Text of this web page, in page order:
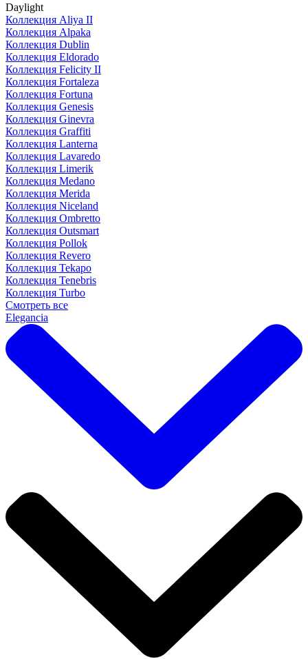
Daylight
Коллекция Aliya II
Коллекция Alpaka
Коллекция Dublin
Коллекция Eldorado
Коллекция Felicity II
Коллекция Fortaleza
Коллекция Fortuna
Коллекция Genesis
Коллекция Ginevra
Коллекция Graffiti
Коллекция Lanterna
Коллекция Lavaredo
Коллекция Limerik
Коллекция Medano
Коллекция Merida
Коллекция Niceland
Коллекция Ombretto
Коллекция Outsmart
Коллекция Pollok
Коллекция Revero
Коллекция Tekapo
Коллекция Tenebris
Коллекция Turbo
Смотреть все
Elegancia